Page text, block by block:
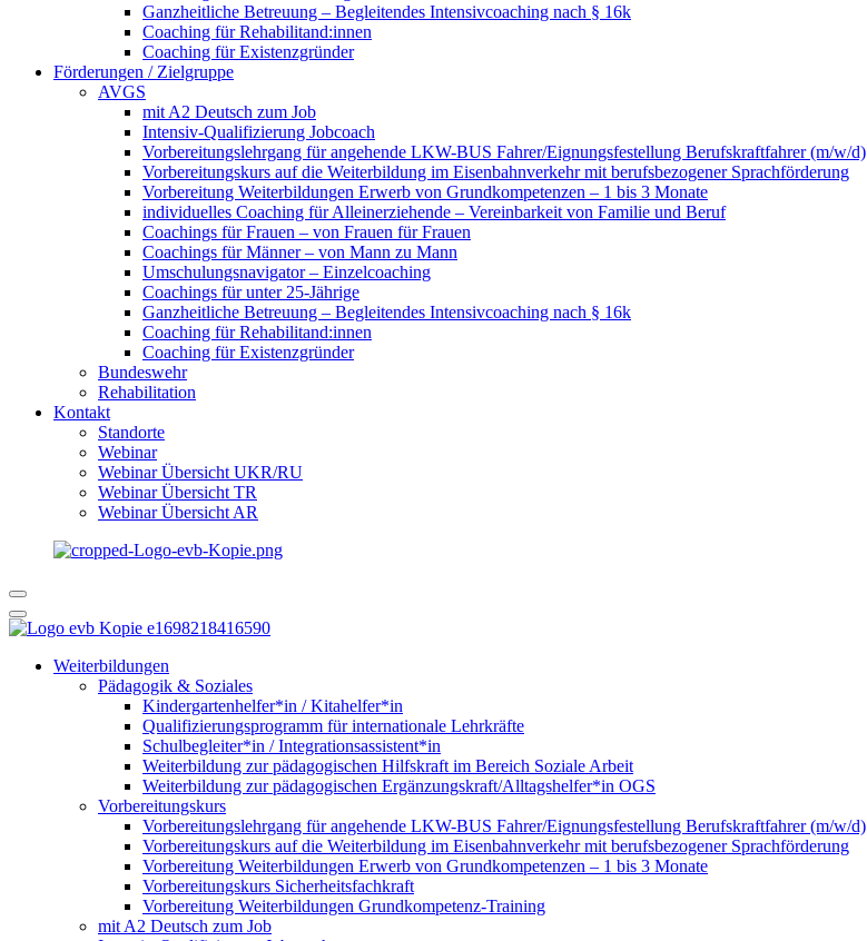
Ganzheitliche Betreuung – Begleitendes Intensivcoaching nach § 16k
Coaching für Rehabilitand:innen
Coaching für Existenzgründer
Förderungen / Zielgruppe
AVGS
mit A2 Deutsch zum Job
Intensiv-Qualifizierung Jobcoach
Vorbereitungslehrgang für angehende LKW-BUS Fahrer/Eignungsfestellung Berufskraftfahrer (m/w/d)
Vorbereitungskurs auf die Weiterbildung im Eisenbahnverkehr mit berufsbezogener Sprachförderung
Vorbereitung Weiterbildungen Erwerb von Grundkompetenzen – 1 bis 3 Monate
individuelles Coaching für Alleinerziehende – Vereinbarkeit von Familie und Beruf
Coachings für Frauen – von Frauen für Frauen
Coachings für Männer – von Mann zu Mann
Umschulungsnavigator – Einzelcoaching
Coachings für unter 25-Jährige
Ganzheitliche Betreuung – Begleitendes Intensivcoaching nach § 16k
Coaching für Rehabilitand:innen
Coaching für Existenzgründer
Bundeswehr
Rehabilitation
Kontakt
Standorte
Webinar
Webinar Übersicht UKR/RU
Webinar Übersicht TR
Webinar Übersicht AR
Weiterbildungen
Pädagogik & Soziales
Kindergartenhelfer*in / Kitahelfer*in
Qualifizierungsprogramm für internationale Lehrkräfte
Schulbegleiter*in / Integrationsassistent*in
Weiterbildung zur pädagogischen Hilfskraft im Bereich Soziale Arbeit
Weiterbildung zur pädagogischen Ergänzungskraft/Alltagshelfer*in OGS
Vorbereitungskurs
Vorbereitungslehrgang für angehende LKW-BUS Fahrer/Eignungsfestellung Berufskraftfahrer (m/w/d)
Vorbereitungskurs auf die Weiterbildung im Eisenbahnverkehr mit berufsbezogener Sprachförderung
Vorbereitung Weiterbildungen Erwerb von Grundkompetenzen – 1 bis 3 Monate
Vorbereitungskurs Sicherheitsfachkraft
Vorbereitung Weiterbildungen Grundkompetenz-Training
mit A2 Deutsch zum Job